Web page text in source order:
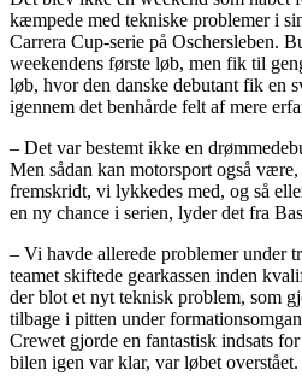
kæmpede med tekniske problemer i
Carrera Cup-serie på Oschersleben.
weekendens første løb, men fik til
løb, hvor den danske debutant fik en
igennem det benhårde felt af mere
– Det var bestemt ikke en
Men sådan kan motorsport også
fremskridt, vi lykkedes med, og så
en ny chance i serien, lyder det fra
– Vi havde allerede problemer under
teamet skiftede gearkassen inden
der blot et nyt teknisk problem, som
tilbage i pitten under
Crewet gjorde en fantastisk indsats
bilen igen var klar, var løbet overstået.